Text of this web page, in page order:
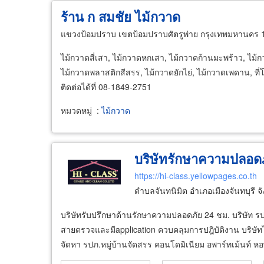
ร้าน ก สมชัย ไม้กวาด
แขวงป้อมปราบ เขตป้อมปราบศัตรูพ่าย กรุงเทพมหานคร
ไม้กวาดสี่เสา, ไม้กวาดหกเสา, ไม้กวาดก้านมะพร้าว, ไ
ไม้กวาดพลาสติกสีสรร, ไม้กวาดยักไย่, ไม้กวาดเพดาน,
ติดต่อได้ที่ 08-1849-2751
หมวดหมู่ :ไม้กวาด
บริษัทรักษาความปลอ
https://hi-class.yellowpages.co.th
ตำบลจันทนิมิต อำเภอเมืองจันทบุรี
บริษัทรับปรึกษาด้านรักษาความปลอดภัย 24 ชม. บริษัท
สายตรวจและมีapplication ควบคลุมการปฎิบัติงาน บริ
จัดหา รปภ.หมู่บ้านจัดสรร คอนโดมิเนียม อพาร์ทเม้นท์ ห